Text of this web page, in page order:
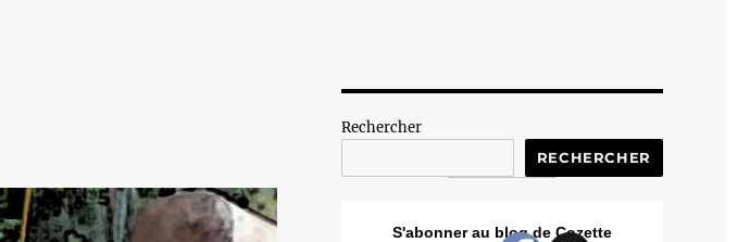
Rechercher
RECHERCHER
S'abonner au blog de Cozette